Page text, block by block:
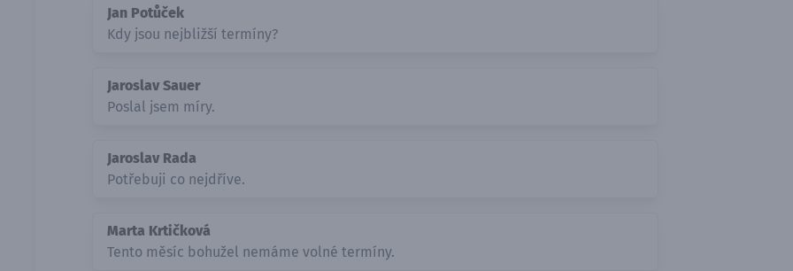
Jan Potůček
Kdy jsou nejbližší termíny?
Jaroslav Sauer
Poslal jsem míry.
Jaroslav Rada
Potřebuji co nejdříve.
Marta Krtičková
Tento měsíc bohužel nemáme volné termíny.